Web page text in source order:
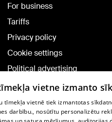
For business
Tariffs
Privacy policy
Cookie settings
Political advertising
Cookie policy
Commenting terms
vietne izmanto
tīmekļa vietnē tiek izmantotas
darbību., nosūtītu personalizētu